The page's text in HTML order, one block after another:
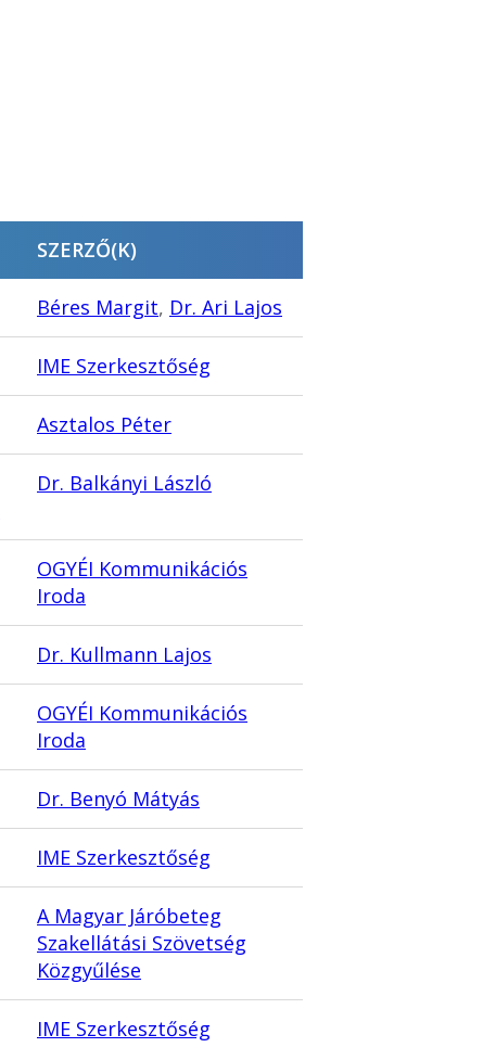
SZERZŐ(K)
Béres Margit, Dr. Ari Lajos
IME Szerkesztőség
Asztalos Péter
Dr. Balkányi László
OGYÉI Kommunikációs
Iroda
Dr. Kullmann Lajos
OGYÉI Kommunikációs
Iroda
Dr. Benyó Mátyás
IME Szerkesztőség
A Magyar Járóbeteg
Szakellátási Szövetség
Közgyűlése
IME Szerkesztőség